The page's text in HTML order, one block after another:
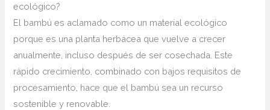
ecológico?
El bambú es aclamado como un material ecológico
porque es una planta herbácea que vuelve a crecer
anualmente, incluso después de ser cosechada. Este
rápido crecimiento, combinado con bajos requisitos de
procesamiento, hace que el bambú sea un recurso
sostenible y renovable.